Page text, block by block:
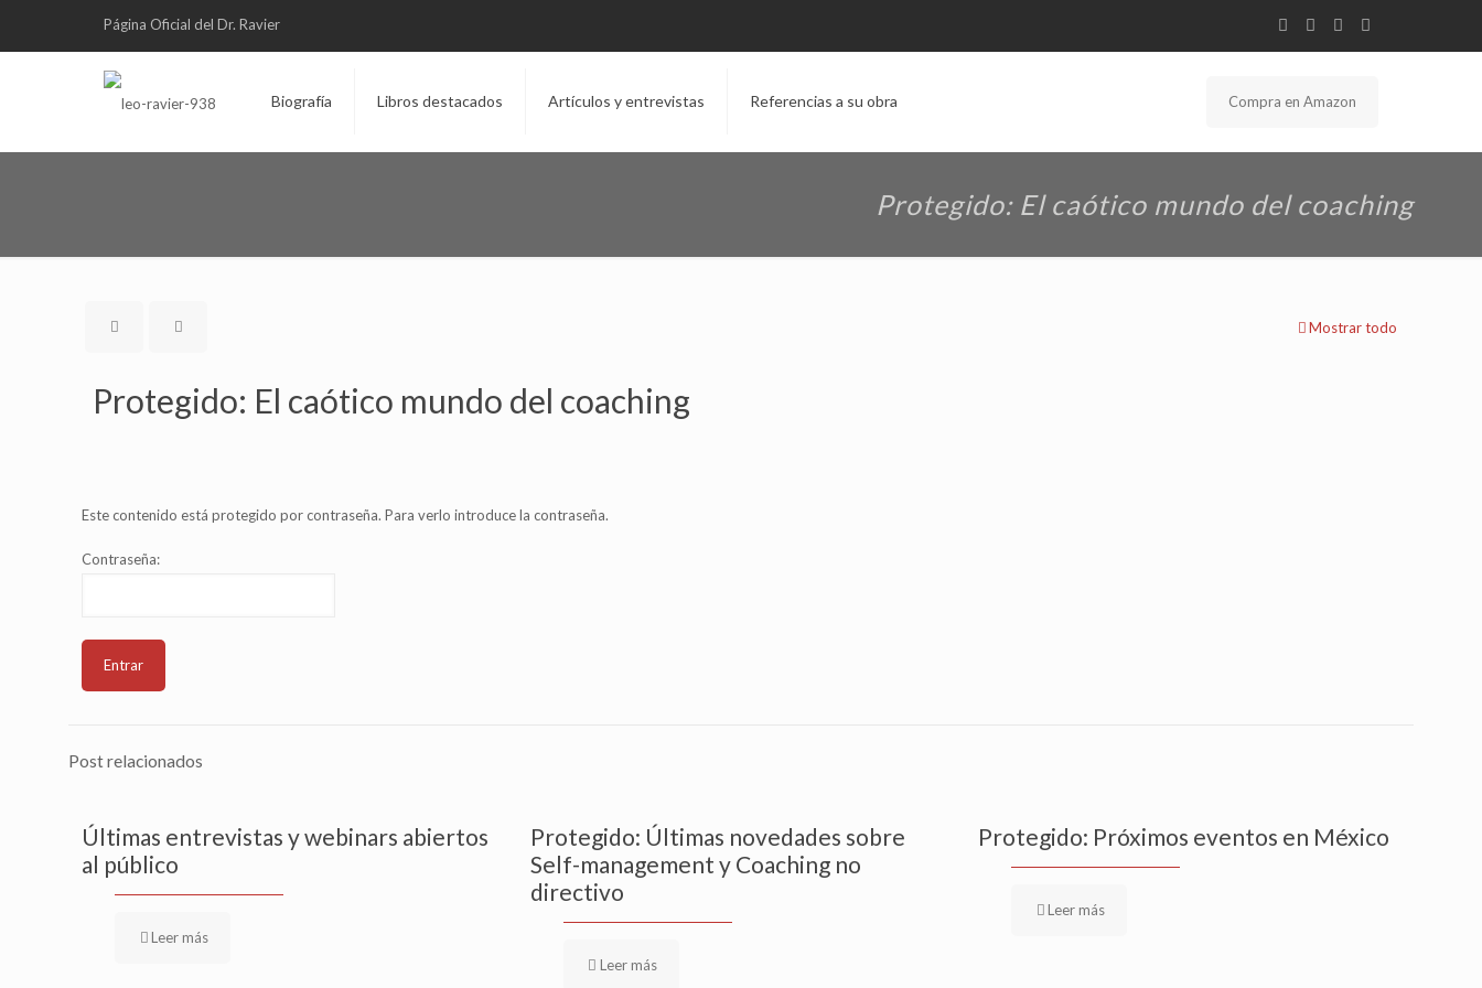
Página Oficial del Dr. Ravier
Biografía Libros destacados Artículos y entrevistas Referencias a su obra Compra en Amazon
Protegido: El caótico mundo del coaching
Mostrar todo
Protegido: El caótico mundo del coaching
Este contenido está protegido por contraseña. Para verlo introduce la contraseña.
Contraseña:
Post relacionados
Últimas entrevistas y webinars abiertos
al público
Leer más
Protegido: Últimas novedades sobre
Self-management y Coaching no
directivo
Leer más
Protegido: Próximos eventos en México
Leer más